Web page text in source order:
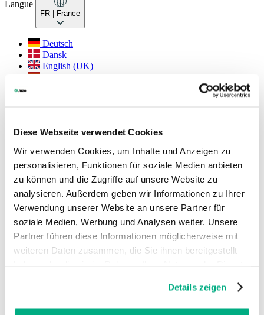
Diese Webseite verwendet Cookies
Wir verwenden Cookies, um Inhalte und Anzeigen zu
personalisieren, Funktionen für soziale Medien anbieten
zu können und die Zugriffe auf unsere Website zu
analysieren. Außerdem geben wir Informationen zu Ihrer
Verwendung unserer Website an unsere Partner für
soziale Medien, Werbung und Analysen weiter. Unsere
Partner führen diese Informationen möglicherweise mit
weiteren Daten zusammen, die Sie ihnen bereitgestellt
Cookies, wenn Sie unsere Webseite weiterhin nutzen.
Weitere Informationen finden Sie in
Details zeigen
Langue
FR | France
Deutsch
Dansk
English (UK)
Español
Nederlands (België)
Português
Português (Brasil)
Svenska
English (Int.)
Juzo USA
Réseaux sociaux